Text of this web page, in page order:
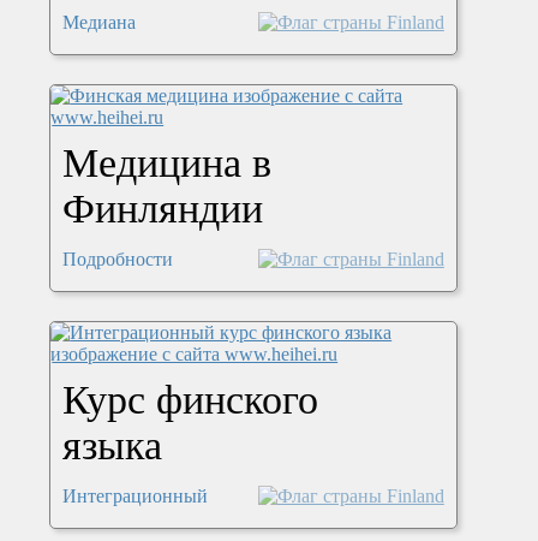
Медиана
Медицина в
Финляндии
Подробности
Курс финского
языка
Интеграционный